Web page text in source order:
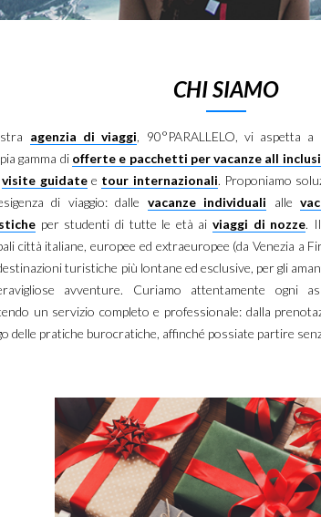
CHI SIAMO
agenzia di viaggi, 90°PARALLELO, vi aspetta
gamma di offerte e pacchetti per vacanze all
visite guidatee tour internazionali. Proponiamo
di viaggio: dalle vacanze individuali alle
per studenti di tutte le età ai viaggi di nozze.
città italiane, europee ed extraeuropee (da Venezia a
turistiche più lontane ed esclusive, per gli
avventure. Curiamo attentamente ogni
un servizio completo e professionale: dalla
delle pratiche burocratiche, affinché possiate partire